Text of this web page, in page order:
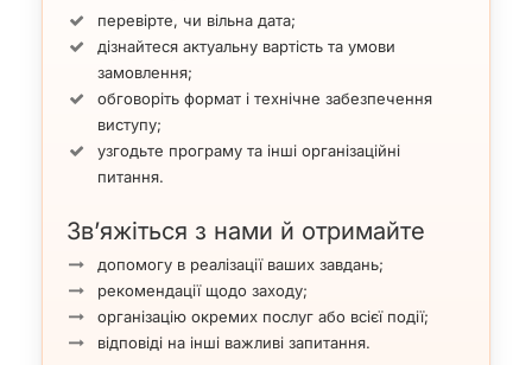
перевірте, чи вільна дата;
дізнайтеся актуальну вартість та умови
замовлення;
обговоріть формат і технічне забезпечення
виступу;
узгодьте програму та інші організаційні
питання.
Зв’яжіться з нами й отримайте
допомогу в реалізації ваших завдань;
рекомендації щодо заходу;
організацію окремих послуг або всієї події;
відповіді на інші важливі запитання.